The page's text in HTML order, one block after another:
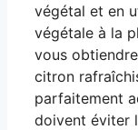
végétal et en
végétale à la
vous
citron
parfaitement
doivent éviter